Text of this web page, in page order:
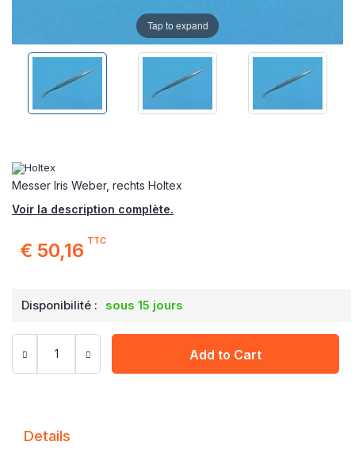
Messer Iris Weber, rechts Holtex
Voir la description complète.
€ 50,16 TTC
Disponibilité : sous 15 jours
Add to Cart
Tap to expand
Details